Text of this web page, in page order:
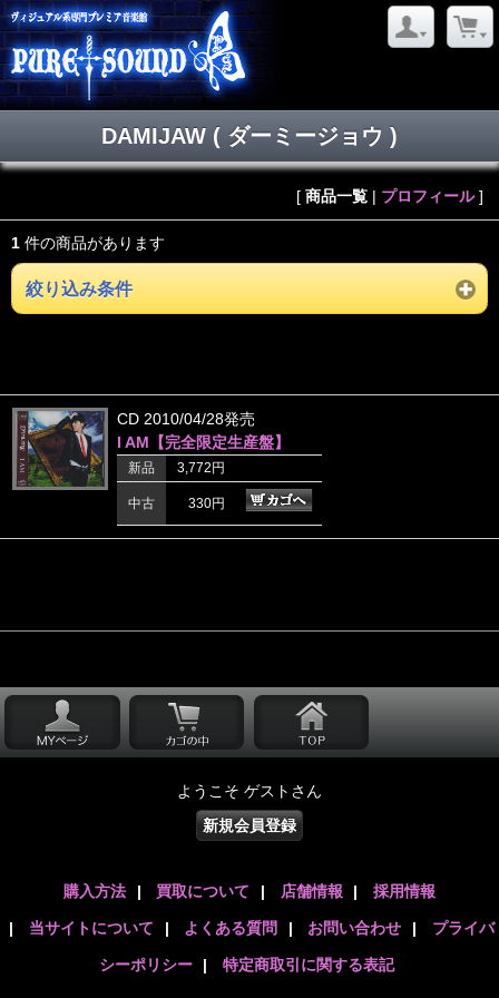
DAMIJAW ( ダーミージョウ )
[ 商品一覧 | プロフィール]
1 件の商品があります
絞り込み条件
CD 2010/04/28発売
I AM【完全限定生産盤】
新品 3,772円
中古 330円
ようこそ ゲストさん
新規会員登録
購入方法 | 買取について | 店舗情報 | 採用情報
| 当サイトについて | よくある質問 | お問い合わせ | プライバ
シーポリシー | 特定商取引に関する表記